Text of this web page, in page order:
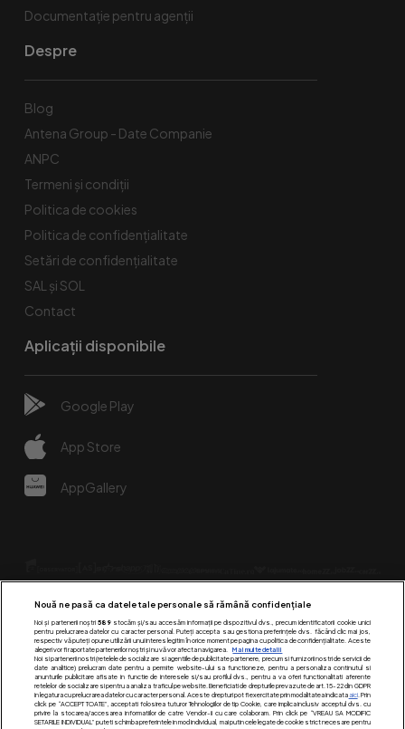
Documentație pentru agenții
Despre
Blog
Antena Group - Date Companie
ANPC
Termeni și condiții
Politica de cookies
Politica de confidențialitate
Setări de confidențialitate
SAL și SOL
Contact
Aplicații disponibile
Google Play
App Store
AppGallery
Urmărește-ne pe:
Nouă ne pasă ca datele tale personale să rămână confidențiale
Noi și partenerii noștri 589stocăm și/sau accesăm informații pe dispozitivul dvs., precum identificatorii cookie unici
pentru prelucrarea datelor cu caracter personal. Puteți accepta sau gestiona preferințele dvs. făcând clic mai jos,
respectiv vă puteți opune utilizării unui interes legitim în orice moment pe pagina cu politica de confidențialitate. Aceste
alegeri vor fi raportate partenerilor noștri și nu vă vor afecta navigarea.
Mai multe detalii
Noi si partenerii nostri (retelele de socializare si agentiile de publicitate partenere, precum si furnizorii nostri de servicii de
date analitice) prelucram date pentru a permite website-ului sa functioneze, pentru a personaliza continutul si
anunturile publicitare afisate in functie de interesele si/sau profilul dvs., pentru a va oferi functionalitati aferente
retelelor de socializare si pentru a analiza traficul pe website. Beneficiati de drepturile prevazute de art. 15-22 din GDPR
in legatura cu prelucrarea datelor cu caracter personal. Aceste drepturi pot fi exercitate prin modalitatea indicataaici. Prin
click pe “ACCEPT TOATE”, acceptati folosirea tuturor Tehnologiilor de tip Cookie, care implica inclusiv acceptul dvs. cu
privire la stocarea/accesarea informatiilor de catre Vendor-ii cu care colaboram. Prin click pe “VREAU SA MODIFIC
SETARILE INDIVIDUAL” puteti schimba preferintele in mod individual, mai putin cele legate de cookie strict necesare pentru